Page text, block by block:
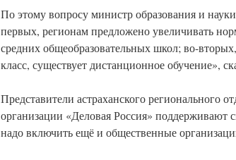
По этому вопросу министр образования и
первых, регионам предложено увеличивать
средних общеобразовательных школ; во-
класс, существует дистанционное обучение»,
Представители астраханского регионального
организации «Деловая Россия»
надо включить ещё и общественные